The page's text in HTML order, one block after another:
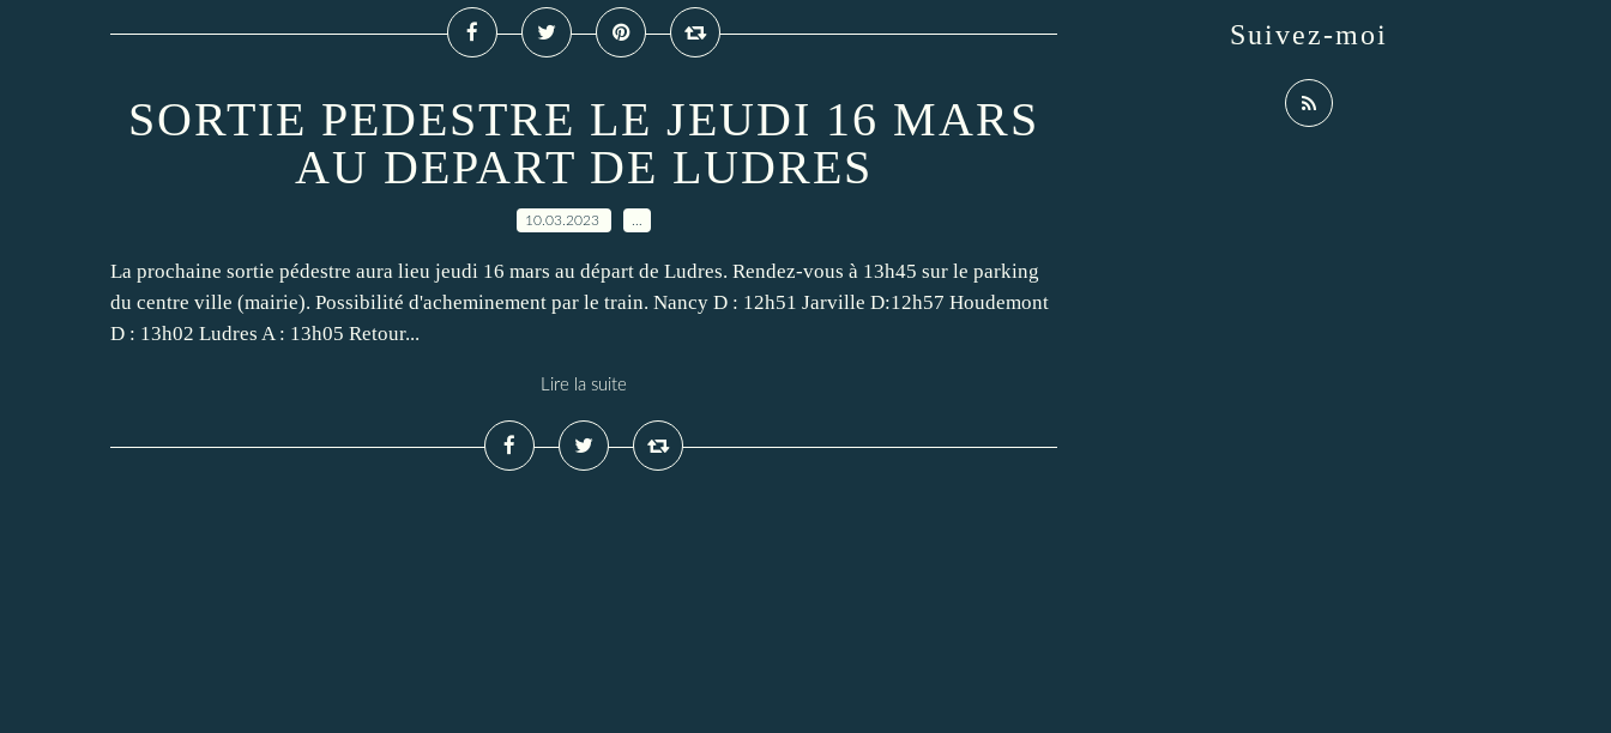
SORTIE PEDESTRE LE JEUDI 16 MARS
AU DEPART DE LUDRES
10.03.2023
La prochaine sortie pédestre aura lieu jeudi 16 mars au départ de Ludres. Rendez-vous à 13h45 sur le parking
du centre ville (mairie). Possibilité d'acheminement par le train. Nancy D : 12h51 Jarville D:12h57 Houdemont
D : 13h02 Ludres A : 13h05 Retour...
Lire la suite
Suivez-moi